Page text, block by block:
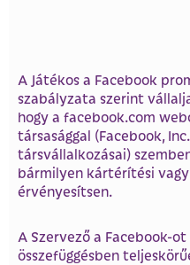
A Játékos a Facebook
szabályzata szerint
hogy a facebook.com
társasággal (Facebook,
társvállalkozásai)
bármilyen kártérítési
érvényesítsen.
A Szervező a Facebook-
összefüggésben